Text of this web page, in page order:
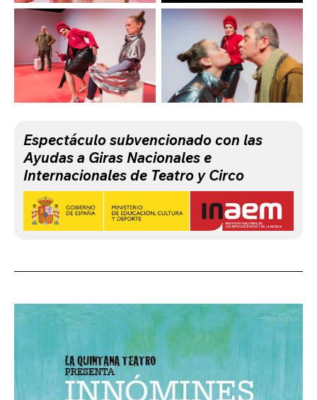
Espectáculo subvencionado con las
Ayudas a Giras Nacionales e
Internacionales de Teatro y Circo